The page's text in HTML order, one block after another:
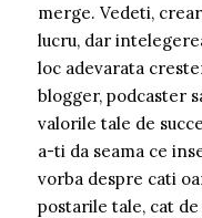
merge. Vedeti,
lucru, dar
loc adevarata
blogger, podcaster
valorile tale de
a-ti da seama ce
vorba despre cati
postarile tale, cat